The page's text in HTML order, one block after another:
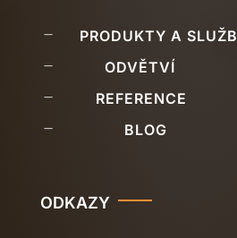
K PRODUKTY A
K ODVĚTVÍ
K REFERENCE
K BLOG
ODKAZY